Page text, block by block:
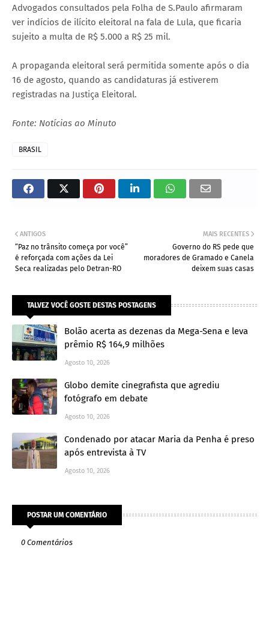
Advogados consultados pela Folha de S.Paulo afirmaram
ver indícios de ilícito eleitoral na fala de Lula, que ficaria
sujeito a multa de R$ 5.000 a R$ 25 mil.
A propaganda eleitoral será permitida somente após o dia
16 de agosto, quando as candidaturas já estiverem
registradas na Justiça Eleitoral.
Fonte: Notícias ao Minuto
BRASIL
MAIS RECENTES
Governo do RS pede que
moradores de Gramado e Canela
deixem suas casas
ANTIGOS
“Paz no trânsito começa por você”
é reforçada com ações da Lei
Seca realizadas pelo Detran-RO
TALVEZ VOCÊ GOSTE DESTAS POSTAGENS
Bolão acerta as dezenas da Mega-Sena e leva
prêmio R$ 164,9 milhões
Agosto 10, 2026
Globo demite cinegrafista que agrediu
fotógrafo em debate
Agosto 10, 2026
Condenado por atacar Maria da Penha é preso
após entrevista à TV
Agosto 10, 2026
POSTAR UM COMENTÁRIO
0 Comentários